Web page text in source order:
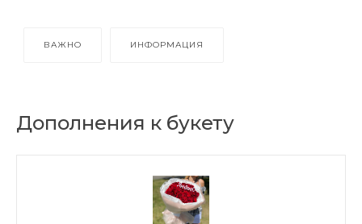
ВАЖНО ИНФОРМАЦИЯ
Дополнения к букету